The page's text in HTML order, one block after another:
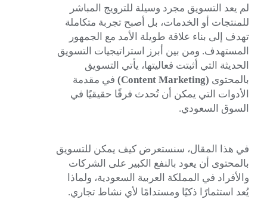
لم يعد التسويق مجرد وسيلة للترويج المباشر
للمنتجات أو الخدمات، بل أصبح تجربة متكاملة
تهدف إلى بناء علاقة طويلة الأمد مع الجمهور
المستهدف. ومن بين أبرز استراتيجيات التسويق
الحديثة التي أثبتت فعاليتها، يأتي التسويق
بالمحتوى (Content Marketing)
في مقدمة
الأدوات التي يمكن أن تُحدث فرقًا حقيقيًا في
السوق السعودي.
في هذا المقال، سنستعرض كيف يمكن للتسويق
بالمحتوى أن يعود بالنفع الكبير على الشركات
والأفراد في المملكة العربية السعودية، ولماذا
يُعد استثمارًا ذكيًا ومستدامًا لأي نشاط تجاري.